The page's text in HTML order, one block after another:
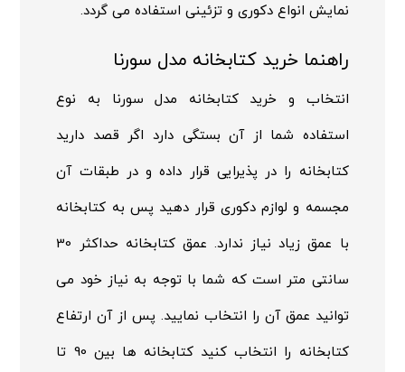
نمایش انواع دکوری و تزئینی استفاده می گردد.
راهنما خرید کتابخانه مدل سورنا
انتخاب و خرید کتابخانه مدل سورنا به نوع
استفاده شما از آن بستگی دارد اگر قصد دارید
کتابخانه را در پذیرایی قرار داده و در طبقات آن
مجسمه و لوازم دکوری قرار دهید پس به کتابخانه
با عمق زیاد نیاز ندارد. عمق کتابخانه حداکثر 30
سانتی متر است که شما با توجه به نیاز خود می
توانید عمق آن را انتخاب نمایید. پس از آن ارتفاع
کتابخانه را انتخاب کنید کتابخانه ها بین 90 تا